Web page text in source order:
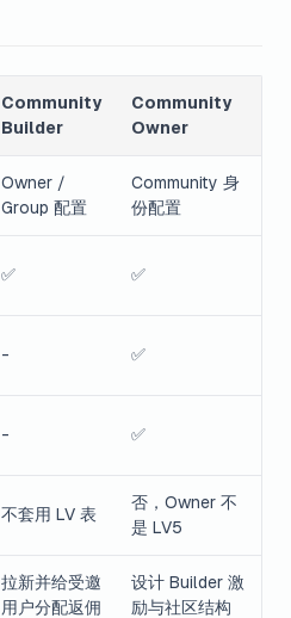
Community
Builder
Community
Owner
Owner /
Group 配置
Community 身
份配置
✅ ✅
- ✅
- ✅
不套用 LV 表
否，Owner 不
是 LV5
拉新并给受邀
用户分配返佣
设计 Builder 激
励与社区结构